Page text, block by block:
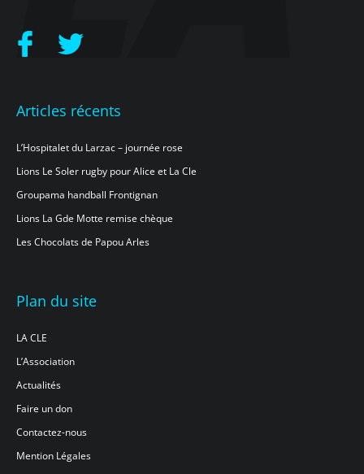
Articles récents
L’Hospitalet du Larzac – journée rose
Lions Le Soler rugby pour Alice et La Cle
Groupama handball Frontignan
Lions La Gde Motte remise chèque
Les Chocolats de Papou Arles
Plan du site
LA CLE
L’Association
Actualités
Faire un don
Contactez-nous
Mention Légales